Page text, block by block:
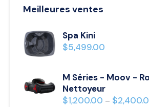
Meilleures ventes
Spa Kini
$5,499.00
M Séries - Moov -
Nettoyeur
$1,200.00 – $